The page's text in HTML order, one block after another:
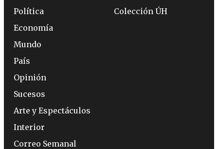
Política
Economía
Mundo
País
Opinión
Sucesos
Arte y Espectáculos
Interior
Correo Semanal
Colección ÚH